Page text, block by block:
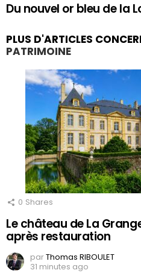
Du nouvel or bleu de la
PLUS D'ARTICLES
PATRIMOINE
0 Shares
Le château de La
après restauration
parThomas RIBOULET
31 minutes ago